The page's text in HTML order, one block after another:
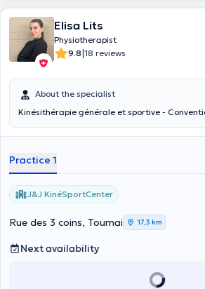
Elisa Lits
Physiotherapist
9.8|18 reviews
About the specialist
Kinésithérapie générale et sportive -
Practice 1
J&J KinéSportCenter
Rue des 3 coins, Tournai 17,3 km
Next availability